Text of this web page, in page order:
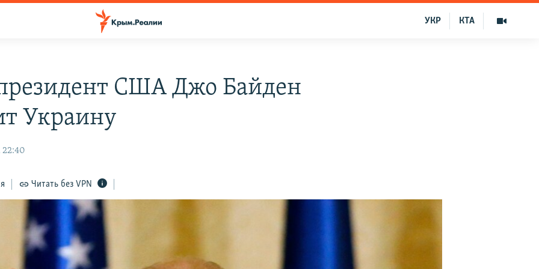
КТА
УКР
США Джо Байден
Украину
22:40
Читать без VPN